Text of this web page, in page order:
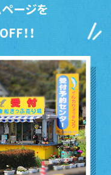
ージを
！！